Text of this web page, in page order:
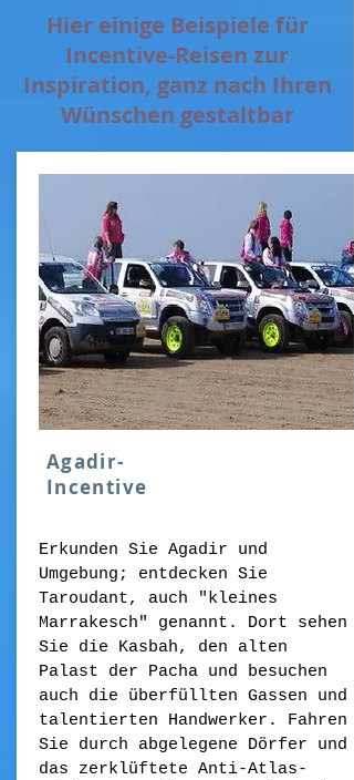
Hier einige Beispiele für
Incentive-Reisen zur
Inspiration, ganz nach Ihren
Wünschen gestaltbar
Agadir-
Incentive
Erkunden Sie Agadir und
Umgebung; entdecken Sie
Taroudant, auch "kleines
Marrakesch" genannt. Dort sehen
Sie die Kasbah, den alten
Palast der Pacha und besuchen
auch die überfüllten Gassen und
talentierten Handwerker. Fahren
Sie durch abgelegene Dörfer und
das zerklüftete Anti-Atlas-